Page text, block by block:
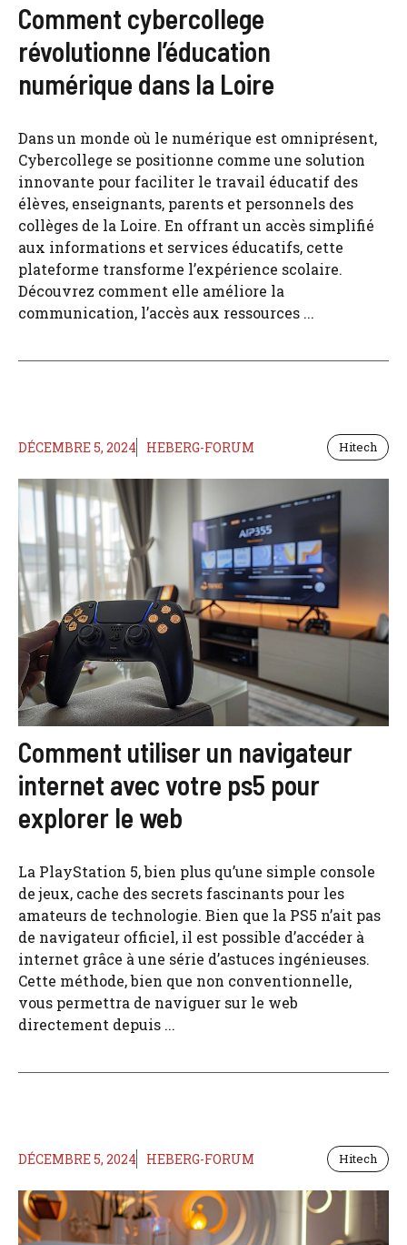
Comment cybercollege
révolutionne l’éducation
numérique dans la Loire
Dans un monde où le numérique est omniprésent,
Cybercollege se positionne comme une solution
innovante pour faciliter le travail éducatif des
élèves, enseignants, parents et personnels des
collèges de la Loire. En offrant un accès simplifié
aux informations et services éducatifs, cette
plateforme transforme l’expérience scolaire.
Découvrez comment elle améliore la
communication, l’accès aux ressources ...
DÉCEMBRE 5, 2024 HEBERG-FORUM Hitech
Comment utiliser un navigateur
internet avec votre ps5 pour
explorer le web
La PlayStation 5, bien plus qu’une simple console
de jeux, cache des secrets fascinants pour les
amateurs de technologie. Bien que la PS5 n’ait pas
de navigateur officiel, il est possible d’accéder à
internet grâce à une série d’astuces ingénieuses.
Cette méthode, bien que non conventionnelle,
vous permettra de naviguer sur le web
directement depuis ...
DÉCEMBRE 5, 2024 HEBERG-FORUM Hitech